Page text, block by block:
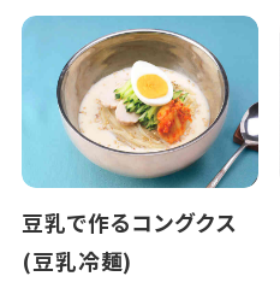
豆乳で作るコングクス
(豆乳冷麺)